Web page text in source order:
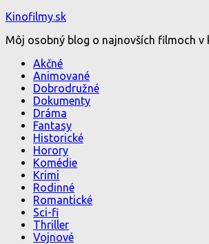
Kinofilmy.sk
Môj osobný blog o najnovších filmoch v
Akčné
Animované
Dobrodružné
Dokumenty
Dráma
Fantasy
Historické
Horory
Komédie
Krimi
Rodinné
Romantické
Sci-fi
Thriller
Vojnové